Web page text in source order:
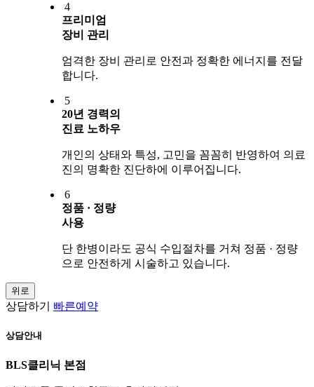
4
프리미엄
장비 관리
엄격한 장비 관리로 안전과 정확한 에너지를 전달
합니다.
5
20년 경력의
진료 노하우
개인의 상태와 특성, 고민을 꼼꼼히 반영하여 의료
진의 명확한 진단하에 이루어집니다.
6
정품 · 정량
사용
단 한병이라도 공식 수입절차를 거쳐 정품 · 정량
으로 안전하게 시술하고 있습니다.
위로
상담하기 빠른예약
상담안내
BLS클리닉 본점